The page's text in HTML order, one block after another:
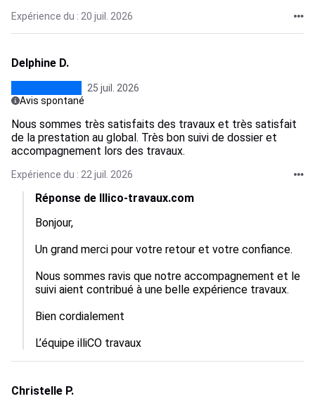
Expérience du : 20 juil. 2026
Delphine D.
25 juil. 2026
Avis spontané
Nous sommes très satisfaits des travaux et très satisfait
de la prestation au global. Très bon suivi de dossier et
accompagnement lors des travaux.
Expérience du : 22 juil. 2026
Réponse de Illico-travaux.com
Bonjour,
Un grand merci pour votre retour et votre confiance.
Nous sommes ravis que notre accompagnement et le
suivi aient contribué à une belle expérience travaux.
Bien cordialement
L’équipe illiCO travaux
Christelle P.